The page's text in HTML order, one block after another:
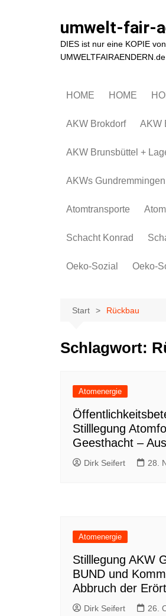
umwelt-fair-
DIES ist nur eine KOPIE von
UMWELTFAIRAENDERN.de
HOME HOME
AKW Brokdorf AKW
AKW Brunsbüttel +
AKWs Gundremmingen
Atomtransporte
Schacht Konrad
Oeko-Sozial
Arbeitsplätze
Oeko-
Start Rückbau
Schlagwort:
Atomenergie
Stilllegung
Geesthacht –
Dirk Seifert 28.
Atomenergie
Stilllegung AKW
BUND und
Abbruch der
Dirk Seifert 26.